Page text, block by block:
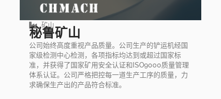
矿山
秘鲁矿山
公司始终高度重视产品质量。公司生产的铲运机经国
家级检测中心检测，各项指标均达到或超过国家标
准，并获得了国家矿用安全认证和ISO9000质量管理
体系认证。公司严格把控每一道生产工序的质量，力
求确保生产出的产品符合标准。